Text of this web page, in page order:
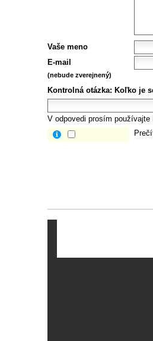
Vaše meno
E-mail
(nebude zverejnený)
Kontrolná otázka: Koľko je
V odpovedi prosím